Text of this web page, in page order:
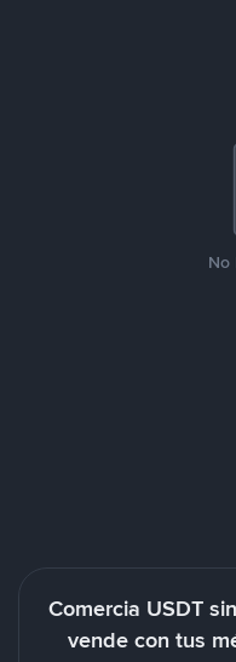
No
Comercia USDT
vende con tus